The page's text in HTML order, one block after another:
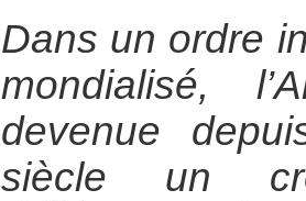
Dans un ordre
mondialisé,
devenue
siècle un